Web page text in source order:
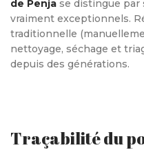
de Penja se distingue par
vraiment exceptionnels.
traditionnelle
nettoyage, séchage et
depuis des générations.
Traçabilité du